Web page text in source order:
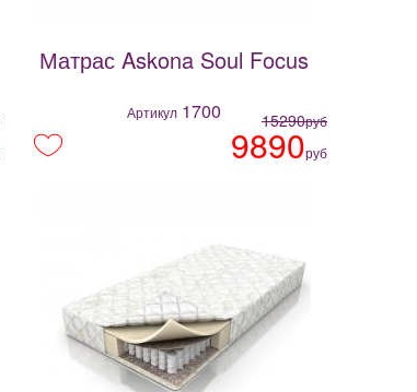
Матрас Askona Soul Focus
Артикул 1700 15290руб
9890руб